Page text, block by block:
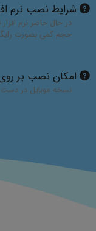
شرایط نصب نرم
در حال حاضر نرم
حجم کمی بصورت
امکان نصب بر
نسخه موبایل در